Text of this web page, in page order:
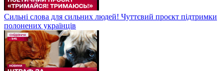
Сильні слова для сильних людей! Чуттєвий проєкт підтримки
полонених українців